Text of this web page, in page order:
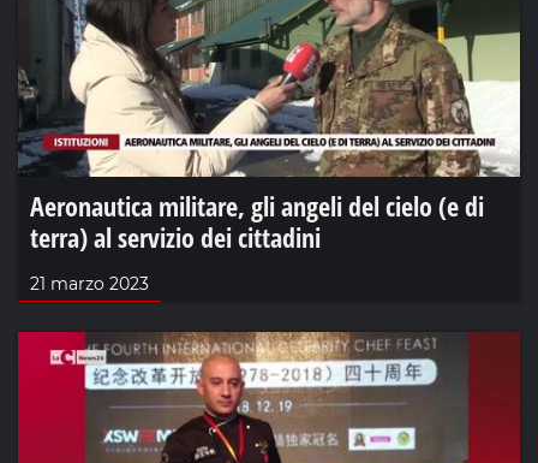
Aeronautica militare, gli angeli del cielo (e di
terra) al servizio dei cittadini
21 marzo 2023